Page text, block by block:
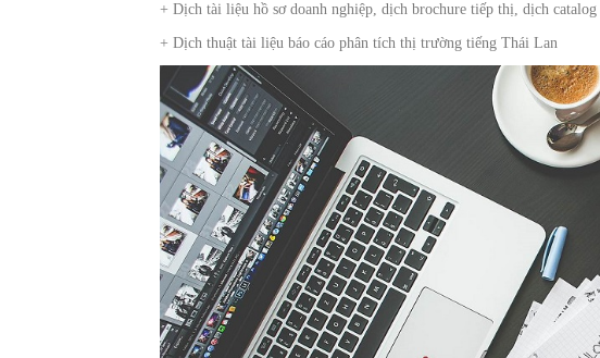
+ Dịch tài liệu hồ sơ doanh nghiệp, dịch brochure tiếp thị, dịch
+ Dịch thuật tài liệu báo cáo phân tích thị trường tiếng Thái Lan